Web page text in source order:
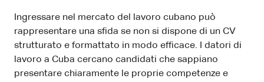
Ingressare nel mercato del lavoro cubano può
rappresentare una sfida se non si dispone di un CV
strutturato e formattato in modo efficace. I datori di
lavoro a Cuba cercano candidati che sappiano
presentare chiaramente le proprie competenze e